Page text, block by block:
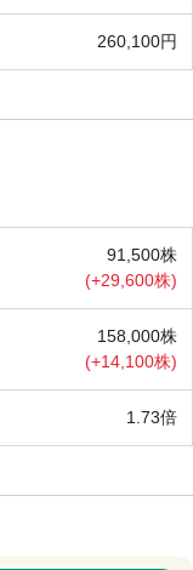
260,100円
91,500株
(+29,600株)
158,000株
(+14,100株)
1.73倍